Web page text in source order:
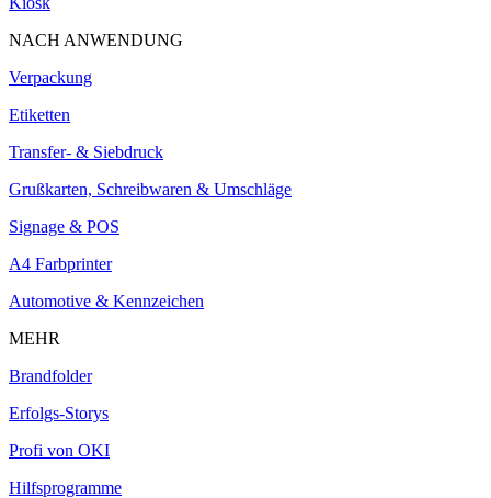
NACH ANWENDUNG
Verpackung
Etiketten
Transfer- & Siebdruck
Grußkarten, Schreibwaren & Umschläge
Signage & POS
A4 Farbprinter
Automotive & Kennzeichen
MEHR
Brandfolder
Erfolgs-Storys
Profi von OKI
Hilfsprogramme